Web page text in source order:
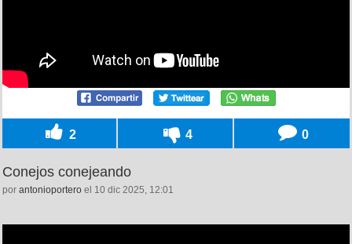
2 4 0
Conejos conejeando
por antonioportero el 10 dic 2025, 12:01